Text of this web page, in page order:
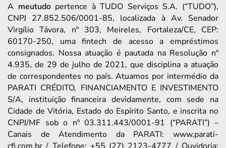
A meutudopertence à TUDO Serviços S.A. (“TUDO”),
CNPJ 27.852.506/0001-85, localizada à Av. Senador
Virgílio Távora, nº 303, Meireles, Fortaleza/CE, CEP:
60170-250, uma fintech de acesso a empréstimos
consignados. Nossa atuação é pautada na Resolução nº
4.935, de 29 de julho de 2021, que disciplina a atuação
de correspondentes no país. Atuamos por intermédio da
PARATI CRÉDITO, FINANCIAMENTO E INVESTIMENTO
S/A, instituição financeira devidamente, com sede na
Cidade de Vitória, Estado do Espírito Santo, e inscrita no
CNPJ/MF sob o nº 03.311.443/0001-91 (“PARATI”) –
Canais de Atendimento da PARATI: www.parati-